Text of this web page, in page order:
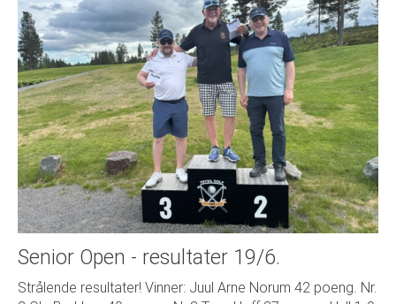
Senior Open - resultater 19/6.
Strålende resultater! Vinner: Juul Arne Norum 42 poeng. Nr.